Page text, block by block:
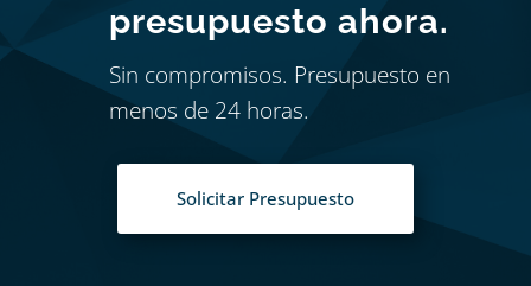
presupuesto ahora.
Sin compromisos. Presupuesto en
menos de 24 horas.
Solicitar Presupuesto